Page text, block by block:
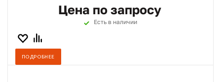
Цена по запросу
Есть в наличии
ПОДРОБНЕЕ